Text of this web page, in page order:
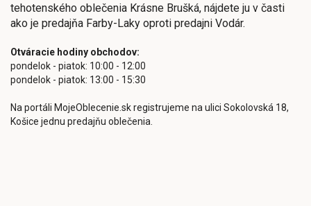
tehotenského oblečenia Krásne Brušká, nájdete ju v časti
ako je predajňa Farby-Laky oproti predajni Vodár.
Otváracie hodiny obchodov:
pondelok - piatok: 10:00 - 12:00
pondelok - piatok: 13:00 - 15:30
Na portáli MojeOblecenie.sk registrujeme na ulici Sokolovská 18,
Košice jednu predajňu oblečenia.